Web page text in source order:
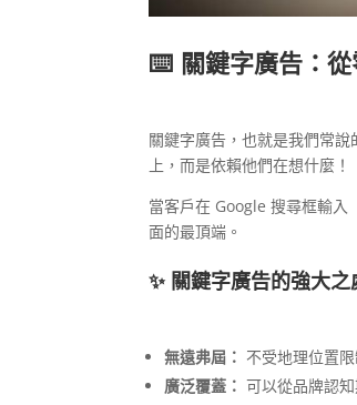
⌨️ 關鍵字廣告：從
關鍵字廣告，也就是我們常
上，而是依賴他們在想什麼！
當客戶在 Google 搜尋框輸入
面的最頂端。
✨ 關鍵字廣告的強大之
無遠弗屆： 不受地理位置
廣泛覆蓋： 可以從品牌認